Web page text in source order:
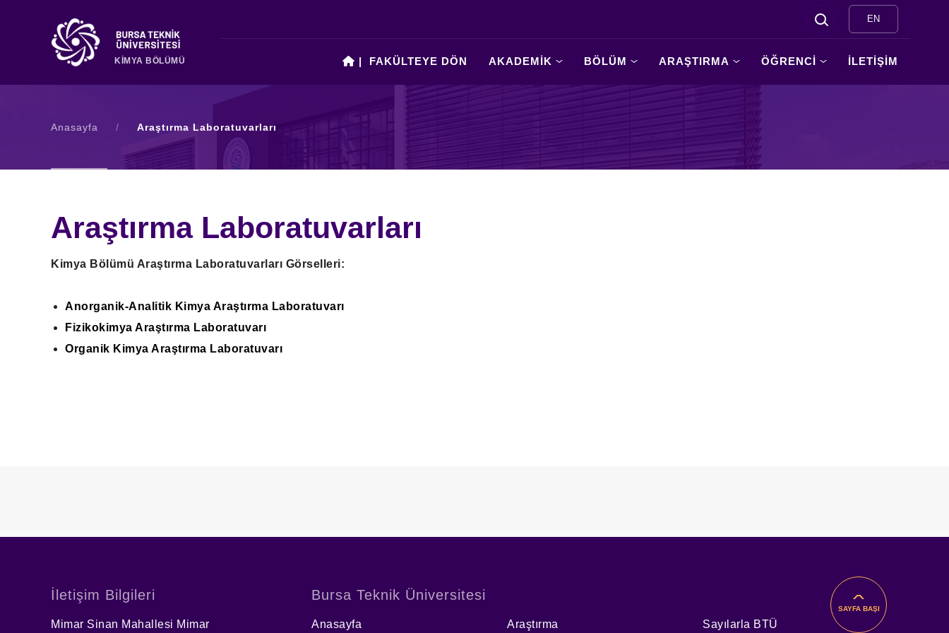
KİMYA BÖLÜMÜ
EN
| FAKÜLTEYE DÖN AKADEMİK BÖLÜM ARAŞTIRMA ÖĞRENCİ İLETİŞİM
Anasayfa / Araştırma Laboratuvarları
Araştırma Laboratuvarları
Kimya Bölümü Araştırma Laboratuvarları Görselleri:
Anorganik-Analitik Kimya Araştırma Laboratuvarı
Fizikokimya Araştırma Laboratuvarı
Organik Kimya Araştırma Laboratuvarı
İletişim Bilgileri
Mimar Sinan Mahallesi Mimar
Bursa Teknik Üniversitesi
Anasayfa Araştırma Sayılarla BTÜ
SAYFA BAŞI